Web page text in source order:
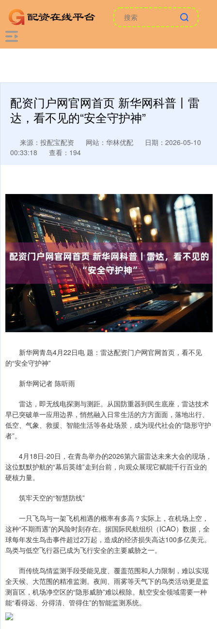
配资门户网官网首页 新华网科普丨雷
达，看不见的“安全守护神”
来源：投配宝配资 网站：华林优配
日期：2026-05-10
00:33:18
查看：194
新华网青岛4月22日电 题：雷达配资门户网官网首页，看不见
的“安全守护神”
新华网记者 陈听雨
雷达，即无线电探测与测距。从国防重器到民生底座，雷达技术
早已突破单一应用边界，悄然融入日常生活的方方面面，落地出行、
低空、气象、救援、智能生活等各处场景，成为现代社会的“隐形守护
者”。
4月18日-20日，在青岛举办的2026第六届雷达未来大会的现场，
这位默默护航的“幕后英雄”走到台前，向观众展现它赋能千行百业的
硬核力量。
筑牢天空的“智慧防线”
一只飞鸟与一架飞机相遇的概率有多高？实际上，在机场上空，
这种“不期而遇”的风险时刻存在。据国际民航组织（ICAO）数据，全
球每年发生鸟击事件超过2万起，造成的经济损失高达100多亿美元。
鸟类与低空飞行器已成为飞行安全的主要威胁之一。
而传统鸟情监测手段受能见度、覆盖范围和人力限制，难以实现
全天候、大范围的精准监测。夜间、雨雾等天气下的鸟类活动更是监
测盲区，机场净空区的“隐形威胁”难以根除。航空安全领域需要一种
能“看得远、分得清、管得住”的智能监测系统。